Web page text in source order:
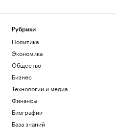
Рубрики
Политика
Экономика
Общество
Бизнес
Технологии и медиа
Финансы
Биографии
База знаний